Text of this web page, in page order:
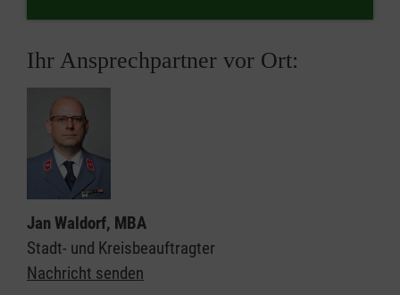
Ihr Ansprechpartner vor Ort:
Jan Waldorf, MBA
Stadt- und Kreisbeauftragter
Nachricht senden